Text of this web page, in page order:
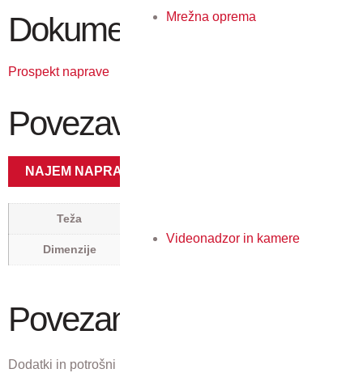
Mrežna oprema
Videonadzor in kamere
Dokumenti
Prospekt naprave
Povezave
NAJEM NAPRAVE
Teža
Dimenzije 0,494 × 0,549 × 0,42 m
Povezani izdelki
Dodatki in potrošni material, ki ustreza temu izdelku.